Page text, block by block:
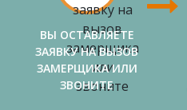
ВЫ ОСТАВЛЯЕТЕ
ЗАЯВКУ НА ВЫЗОВ
ЗАМЕРЩИКА ИЛИ
ЗВОНИТЕ